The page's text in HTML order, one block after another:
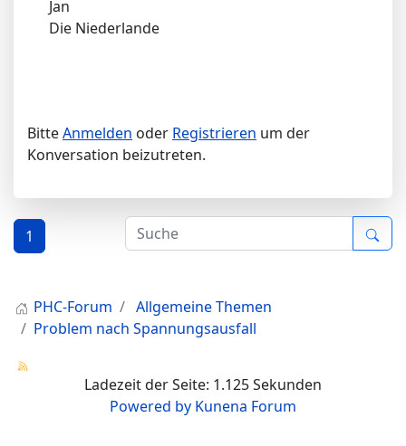
Jan
Die Niederlande
BitteAnmelden oder Registrieren um der
Konversation beizutreten.
1
PHC-Forum
Allgemeine Themen
Problem nach Spannungsausfall
Ladezeit der Seite: 1.125 Sekunden
Powered by Kunena Forum